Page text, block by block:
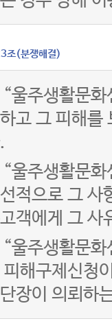
조(분쟁해결)
“울주생활문
고 그 피해를
“울주생활문
적으로 그 사
객에게 그 사
“울주생활문
피해구제신청
장이 의뢰하